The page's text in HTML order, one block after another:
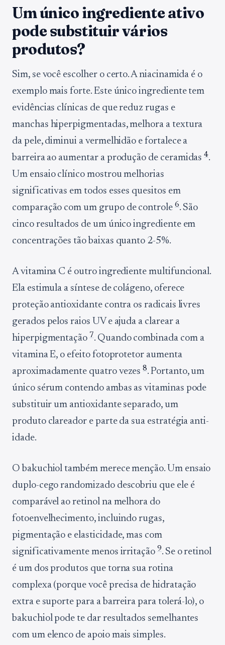
Um único ingrediente ativo
pode substituir vários
produtos?
Sim, se você escolher o certo. A niacinamida é o
exemplo mais forte. Este único ingrediente tem
evidências clínicas de que reduz rugas e
manchas hiperpigmentadas, melhora a textura
da pele, diminui a vermelhidão e fortalece a
barreira ao aumentar a produção de ceramidas4.
Um ensaio clínico mostrou melhorias
significativas em todos esses quesitos em
comparação com um grupo de controle 6. São
cinco resultados de um único ingrediente em
concentrações tão baixas quanto 2-5%.
A vitamina C é outro ingrediente multifuncional.
Ela estimula a síntese de colágeno, oferece
proteção antioxidante contra os radicais livres
gerados pelos raios UV e ajuda a clarear a
hiperpigmentação 7. Quando combinada com a
vitamina E, o efeito fotoprotetor aumenta
aproximadamente quatro vezes8. Portanto, um
único sérum contendo ambas as vitaminas pode
substituir um antioxidante separado, um
produto clareador e parte da sua estratégia anti-
idade.
O bakuchiol também merece menção. Um ensaio
duplo-cego randomizado descobriu que ele é
comparável ao retinol na melhora do
fotoenvelhecimento, incluindo rugas,
pigmentação e elasticidade, mas com
significativamente menos irritação 9. Se o retinol
é um dos produtos que torna sua rotina
complexa (porque você precisa de hidratação
extra e suporte para a barreira para tolerá-lo), o
bakuchiol pode te dar resultados semelhantes
com um elenco de apoio mais simples.